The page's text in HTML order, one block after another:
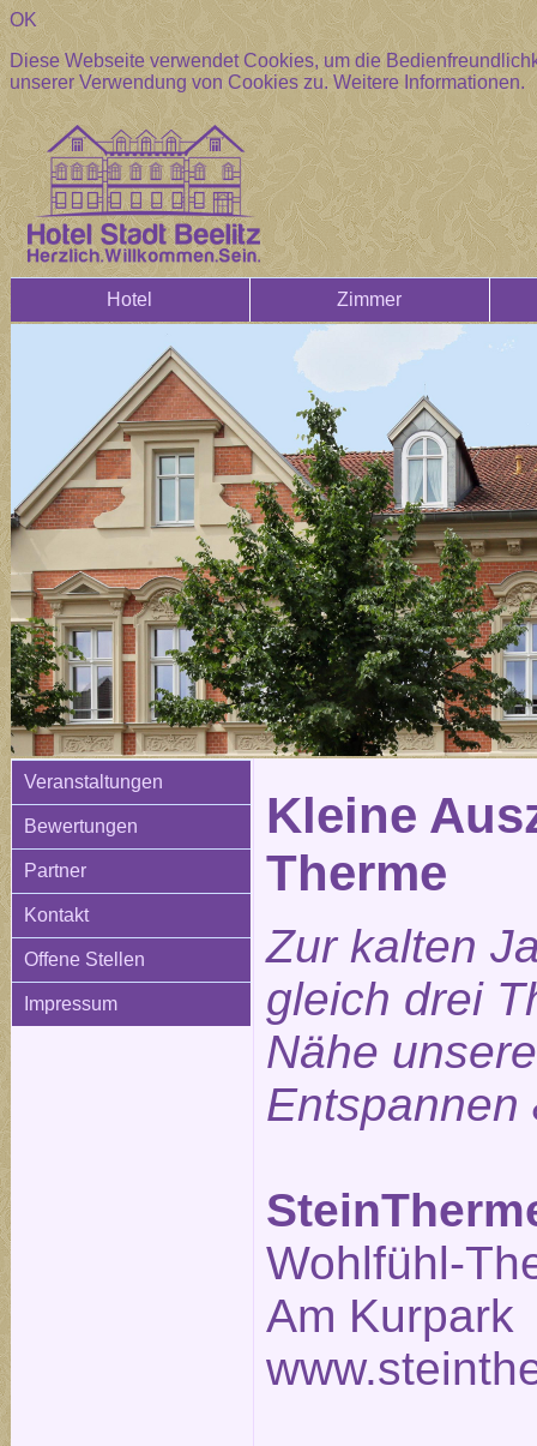
OK
Diese Webseite verwendet Cookies, um die
unserer Verwendung von Cookies zu.Weitere Informationen.
Hotel Zimmer
Veranstaltungen
Bewertungen
Partner
Kontakt
Offene Stellen
Impressum
Kleine
Therme
Zur kalten
gleich drei
Nähe
Entspannen
Wohlfühl-
Am